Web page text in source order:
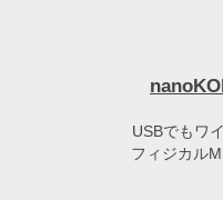
USBでもワ
フィジカル